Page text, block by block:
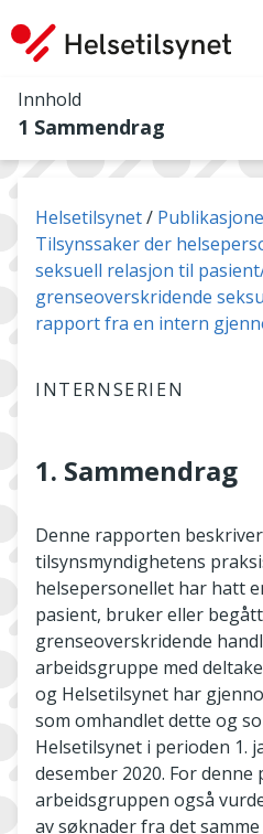
Innhold
1 Sammendrag
Du er her:
Helsetilsynet
Tilsynssaker der
seksuell relasjon til
grenseoverskridende
rapport fra en intern
INTERNSERIEN
1. Sammendrag
Denne rapporten
tilsynsmyndighetens
helsepersonellet har hatt
pasient, bruker eller
grenseoverskridende
arbeidsgruppe med
og Helsetilsynet har
som omhandlet dette og
Helsetilsynet i perioden 1.
desember 2020. For
arbeidsgruppen også
av søknader fra det